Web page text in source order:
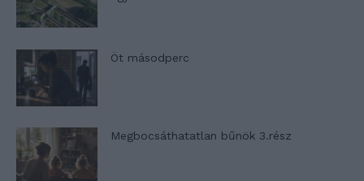
Öt másodperc
Megbocsáthatatlan bűnök 3.rész